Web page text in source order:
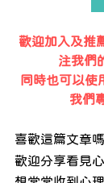
歡迎加入及推
注我們
同時也可以使
我們
喜歡這篇文章
歡迎分享看見